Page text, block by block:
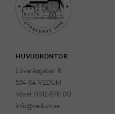
HUVUDKONTOR
Lövaråsgatan 6
534 84 VEDUM
Växel: 0512-576 00
info@vedum.se